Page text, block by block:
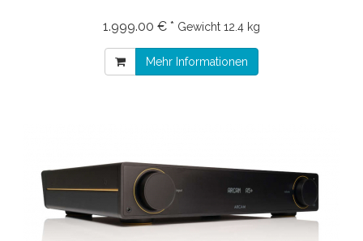
1.999.00 € * Gewicht 12.4 kg
Mehr Informationen